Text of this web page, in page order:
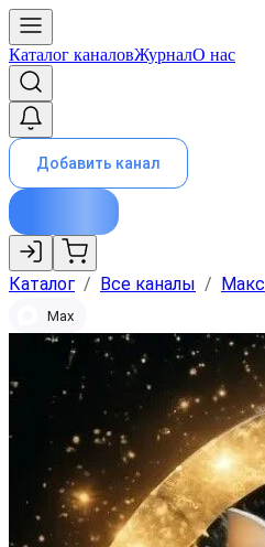
Каталог каналовЖурналО нас
Добавить канал
Каталог / Все каналы / Макс
Max